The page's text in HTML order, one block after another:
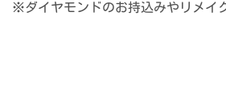
※ダイヤモンドのお持込みやリメイ